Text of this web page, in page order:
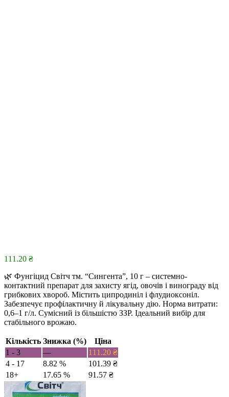
111.20 ₴
🌿 Фунгіцид Світч тм. “Сингента”, 10 г – системно-
контактний препарат для захисту ягід, овочів і винограду від
грибкових хвороб. Містить ципродиніл і флудиоксоніл.
Забезпечує профілактичну й лікувальну дію. Норма витрати:
0,6–1 г/л. Сумісний із більшістю ЗЗР. Ідеальний вибір для
стабільного врожаю.
Кількість Знижка (%)
Ціна
1 - 3
— 111.20 ₴
4 - 17
8.82 % 101.39 ₴
18+
17.65 % 91.57 ₴